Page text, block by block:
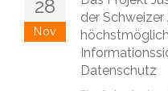
28
Nov
der
Datenschutz